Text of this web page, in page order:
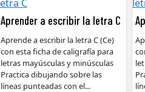
Aprender a escribir la letra C
Aprende a escribir la letra C (Ce)
con esta ficha de caligrafía para
letras mayúsculas y minúsculas
Practica dibujando sobre las
líneas punteadas con el...